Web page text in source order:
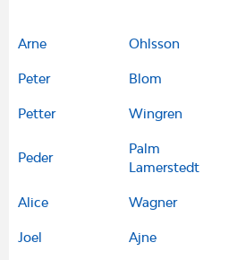
Arne Ohlsson
Peter Blom
Petter Wingren
Peder
Palm
Lamerstedt
Alice Wagner
Joel Ajne